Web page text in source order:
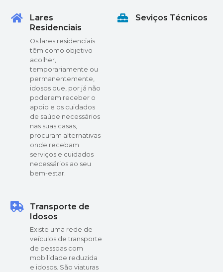
Lares
Residenciais
Os lares residenciais
têm como objetivo
acolher,
temporariamente ou
permanentemente,
idosos que, por já não
poderem receber o
apoio e os cuidados
de saúde necessários
nas suas casas,
procuram alternativas
onde recebam
serviços e cuidados
necessários ao seu
bem-estar.
Seviços Técnicos
Transporte de
Idosos
Existe uma rede de
veículos de transporte
de pessoas com
mobilidade reduzida
e idosos. São viaturas